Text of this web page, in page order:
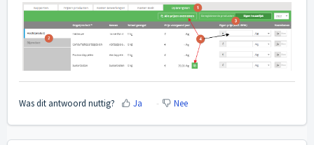
Was dit antwoord nuttig? Ja Nee